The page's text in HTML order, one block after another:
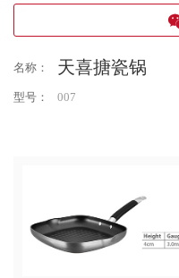
名称： 天喜搪瓷锅
型号： 007